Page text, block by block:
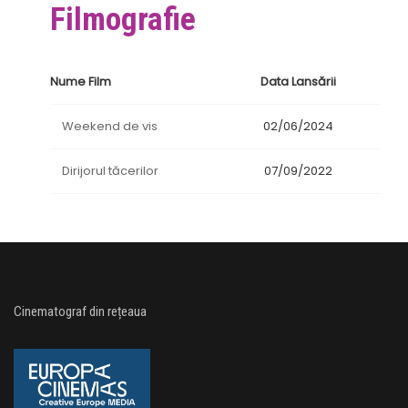
Filmografie
Nume Film Data Lansării
Weekend de vis 02/06/2024
Dirijorul tăcerilor 07/09/2022
Cinematograf din rețeaua